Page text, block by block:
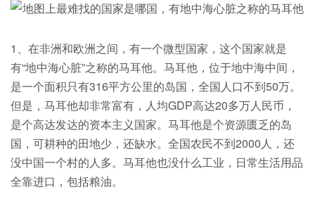
1、在非洲和欧洲之间，有一个微型国家，这个国家就是
有“地中海心脏”之称的马耳他。马耳他，位于地中海中间，
是一个面积只有316平方公里的岛国，全国人口不到50万。
但是，马耳他却非常富有，人均GDP高达20多万人民币，
是个高达发达的资本主义国家。马耳他是个资源匮乏的岛
国，可耕种的田地少，还缺水。全国农民不到2000人，还
没中国一个村的人多。马耳他也没什么工业，日常生活用品
全靠进口，包括粮油。